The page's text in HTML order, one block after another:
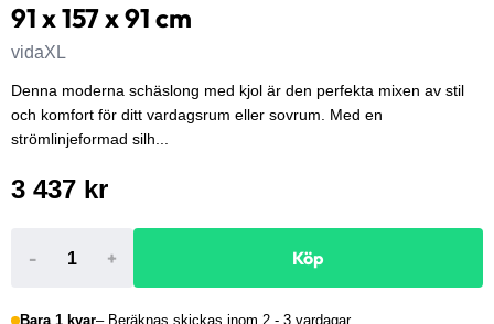
91 x 157 x 91 cm
vidaXL
Denna moderna schäslong med kjol är den perfekta mixen av stil
och komfort för ditt vardagsrum eller sovrum. Med en
strömlinjeformad silh...
3 437 kr
- + Köp
Bara 1 kvar Beräknas skickas inom 2 - 3 vardagar